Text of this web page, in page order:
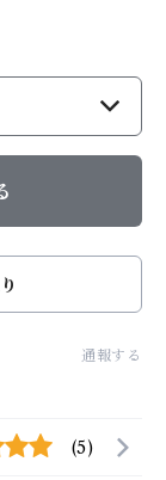
通報する
(5)